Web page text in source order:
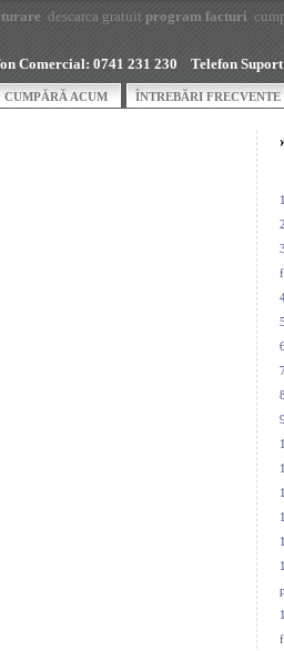
descarca gratuit program facturi
Comercial: 0741 231 230 Telefon
CUMPĂRĂ ACUM ÎNTREBĂRI FRECVENTE